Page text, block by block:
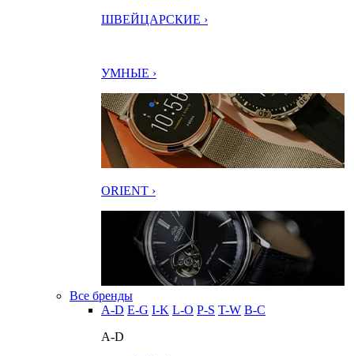
ШВЕЙЦАРСКИЕ ›
УМНЫЕ ›
ORIENT ›
Все бренды
A-D E-G I-K L-O P-S T-W В-С
A-D